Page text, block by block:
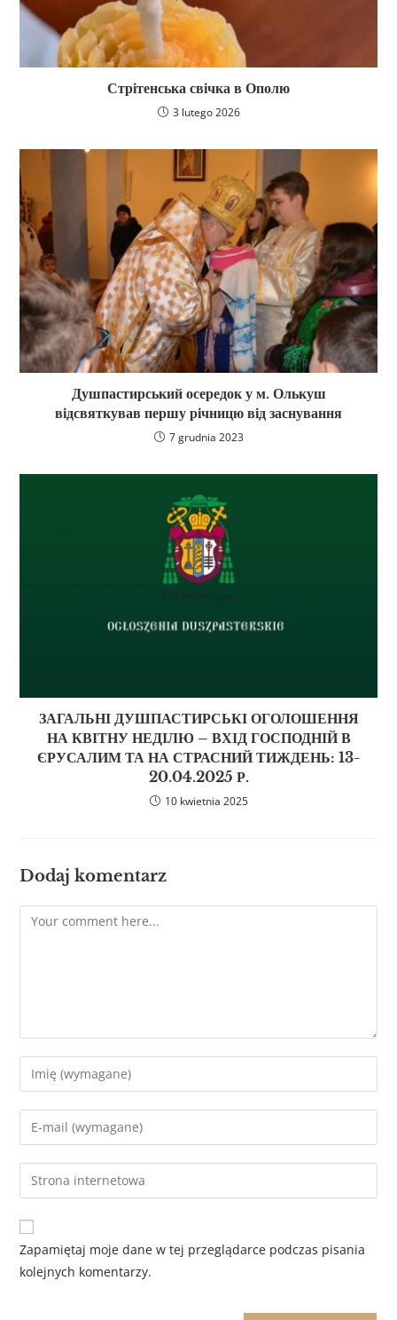
Стрітенська свічка в Ополю
3 lutego 2026
Душпастирський осередок у м. Олькуш
відсвяткував першу річницю від заснування
7 grudnia 2023
ЗАГАЛЬНІ ДУШПАСТИРСЬКІ ОГОЛОШЕННЯ
НА КВІТНУ НЕДІЛЮ – ВХІД ГОСПОДНІЙ В
ЄРУСАЛИМ ТА НА СТРАСНИЙ ТИЖДЕНЬ: 13-
20.04.2025 Р.
10 kwietnia 2025
Dodaj komentarz
Zapamiętaj moje dane w tej przeglądarce podczas pisania
kolejnych komentarzy.